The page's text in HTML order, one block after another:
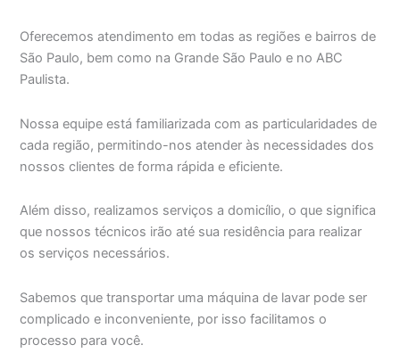
Oferecemos atendimento em todas as regiões e bairros de
São Paulo, bem como na Grande São Paulo e no ABC
Paulista.
Nossa equipe está familiarizada com as particularidades de
cada região, permitindo-nos atender às necessidades dos
nossos clientes de forma rápida e eficiente.
Além disso, realizamos serviços a domicílio, o que significa
que nossos técnicos irão até sua residência para realizar
os serviços necessários.
Sabemos que transportar uma máquina de lavar pode ser
complicado e inconveniente, por isso facilitamos o
processo para você.